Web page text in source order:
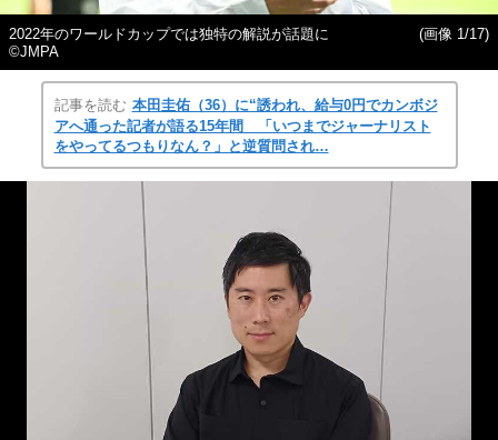
2022年のワールドカップでは独特の解説が話題に
©JMPA
(画像 1/17)
記事を読む 本田圭佑（36）に“誘われ、給与0円でカンボジ
アへ通った記者が語る15年間 「いつまでジャーナリスト
をやってるつもりなん？」と逆質問され…